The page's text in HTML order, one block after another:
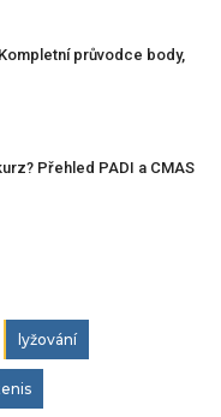
průvodce body,
Přehled PADI a CMAS
lyžování